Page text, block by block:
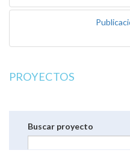
PROYECTOS
Buscar proyecto